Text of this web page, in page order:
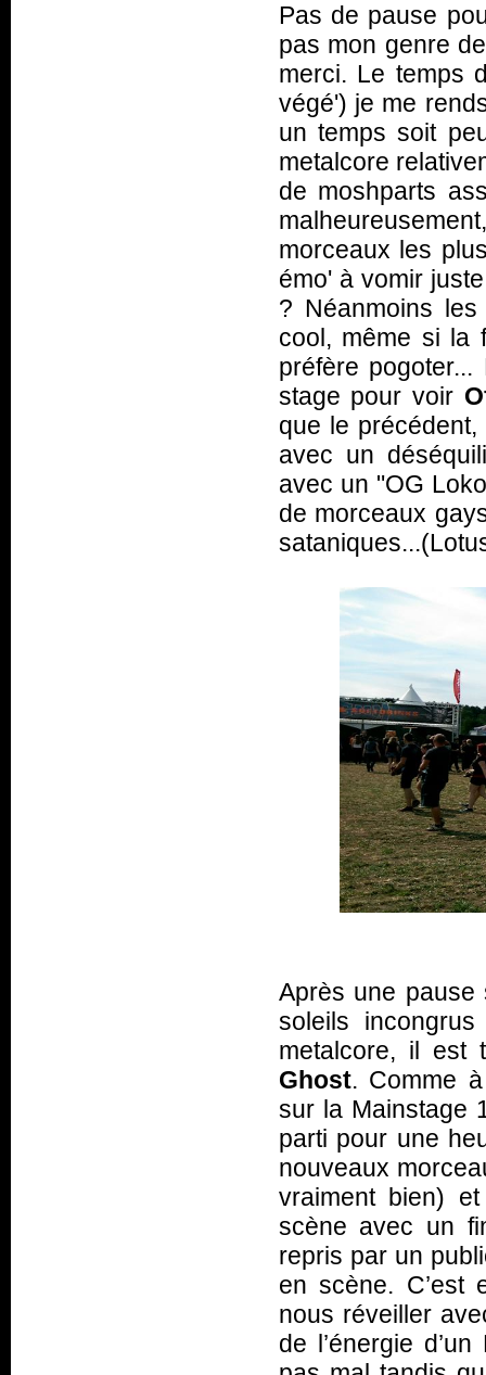
Pas de pause
pas mon genre
merci. Le temps
végé') je me
un temps soit
metalcore
de moshparts
morceaux les
émo' à vomir
? Néanmoins
cool, même si la
préfère
stage pour voir
que le
avec un
avec un "OG
de morceaux
Après une
soleils
metalcore, il est
Ghost. Comme
sur la Mainstage
parti pour une
nouveaux
vraiment bien)
scène avec un
repris par un
en scène.
nous réveiller
de l’énergie